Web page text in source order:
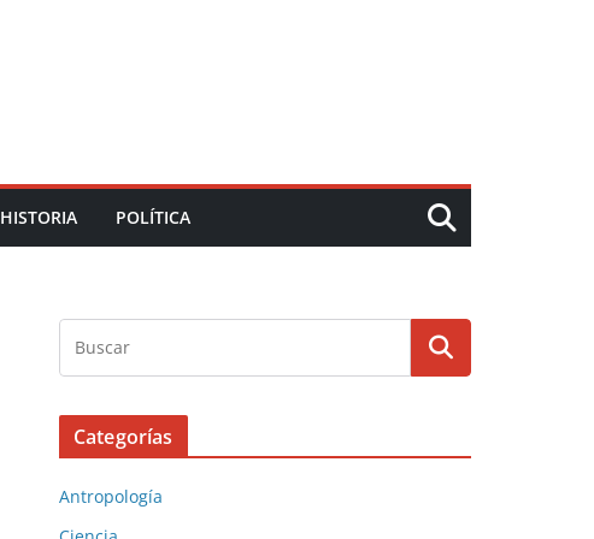
HISTORIA POLÍTICA
Categorías
Antropología